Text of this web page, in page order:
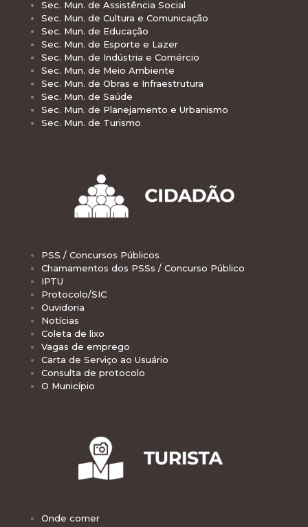
Sec. Mun. de Assistência Social
Sec. Mun. de Cultura e Comunicação
Sec. Mun. de Educação
Sec. Mun. de Esporte e Lazer
Sec. Mun. de Indústria e Comércio
Sec. Mun. de Meio Ambiente
Sec. Mun. de Obras e Infraestrutura
Sec. Mun. de Saúde
Sec. Mun. de Planejamento e Urbanismo
Sec. Mun. de Turismo
PSS / Concursos Públicos
Chamamentos dos PSSs / Concurso Público
IPTU
Protocolo/SIC
Ouvidoria
Notícias
Coleta de lixo
Vagas de emprego
Carta de Serviço ao Usuário
Consulta de protocolo
O Município
Onde comer